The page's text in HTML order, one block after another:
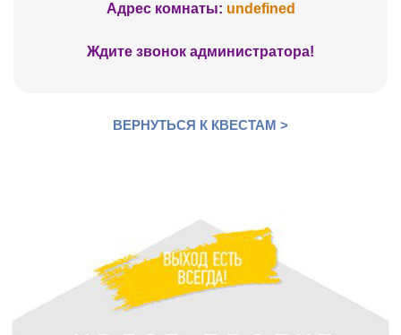
Адрес комнаты: undefined
Ждите звонок администратора!
ВЕРНУТЬСЯ К КВЕСТАМ >